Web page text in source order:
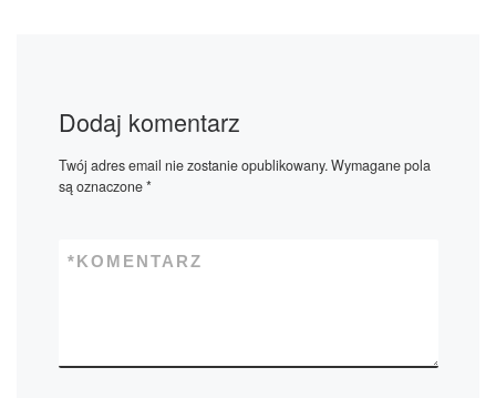
Dodaj komentarz
Twój adres email nie zostanie opublikowany.Wymagane pola
są oznaczone*
KOMENTARZ
*